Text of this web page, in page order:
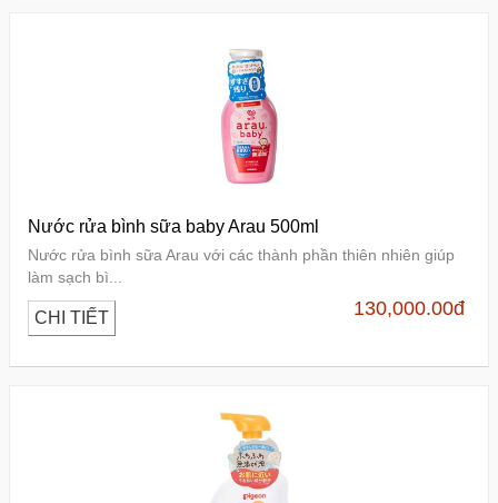
Nước rửa bình sữa baby Arau 500ml
Nước rửa bình sữa Arau với các thành phần thiên nhiên giúp
làm sạch bì...
CHI TIẾT 130,000.00đ